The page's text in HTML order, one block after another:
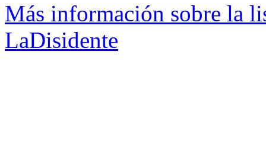
Más información sobre la
LaDisidente